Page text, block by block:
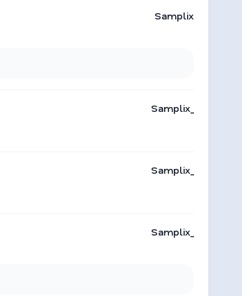
Samplix
Samplix_
Samplix_
Samplix_